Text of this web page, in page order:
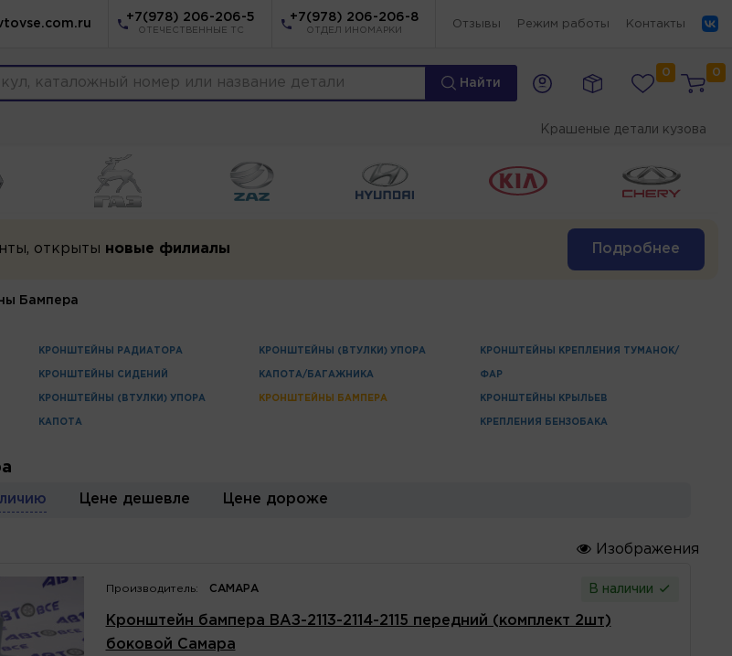
+7(978) 206-206-5
ОТЕЧЕСТВЕННЫЕ ТС
+7(978) 206-206-8
ОТДЕЛ ИНОМАРКИ
Отзывы Режим работы Контакты
Найти
0 0
Крашеные детали кузова
открыты новые филиалы Подробнее
Бампера
КРОНШТЕЙНЫ РАДИАТОРА
КРОНШТЕЙНЫ СИДЕНИЙ
КРОНШТЕЙНЫ (ВТУЛКИ) УПОРА
КАПОТА
КРОНШТЕЙНЫ (ВТУЛКИ) УПОРА
КАПОТА/БАГАЖНИКА
КРОНШТЕЙНЫ БАМПЕРА
КРОНШТЕЙНЫ КРЕПЛЕНИЯ ТУМАНОК/
ФАР
КРОНШТЕЙНЫ КРЫЛЬЕВ
КРЕПЛЕНИЯ БЕНЗОБАКА
Цене дешевле Цене дороже
Изображения
Производитель: САМАРА В наличии
Кронштейн бампера ВАЗ-2113-2114-2115 передний (комплект 2шт)
боковой Самара